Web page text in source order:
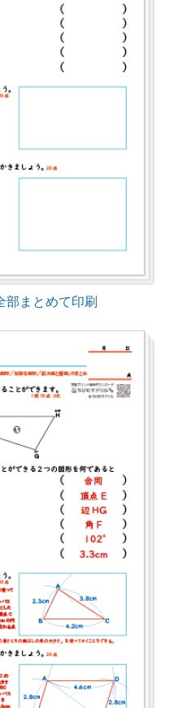
部まとめて印刷